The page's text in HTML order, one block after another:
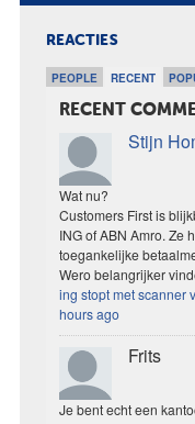
REACTIES
PEOPLE RECENT
RECENT
Stijn
Wat nu?
Customers First is
ING of ABN Amro. Ze
toegankelijke
Wero belangrijker
ing stopt met scanner
hours ago
Frits
Je bent echt een